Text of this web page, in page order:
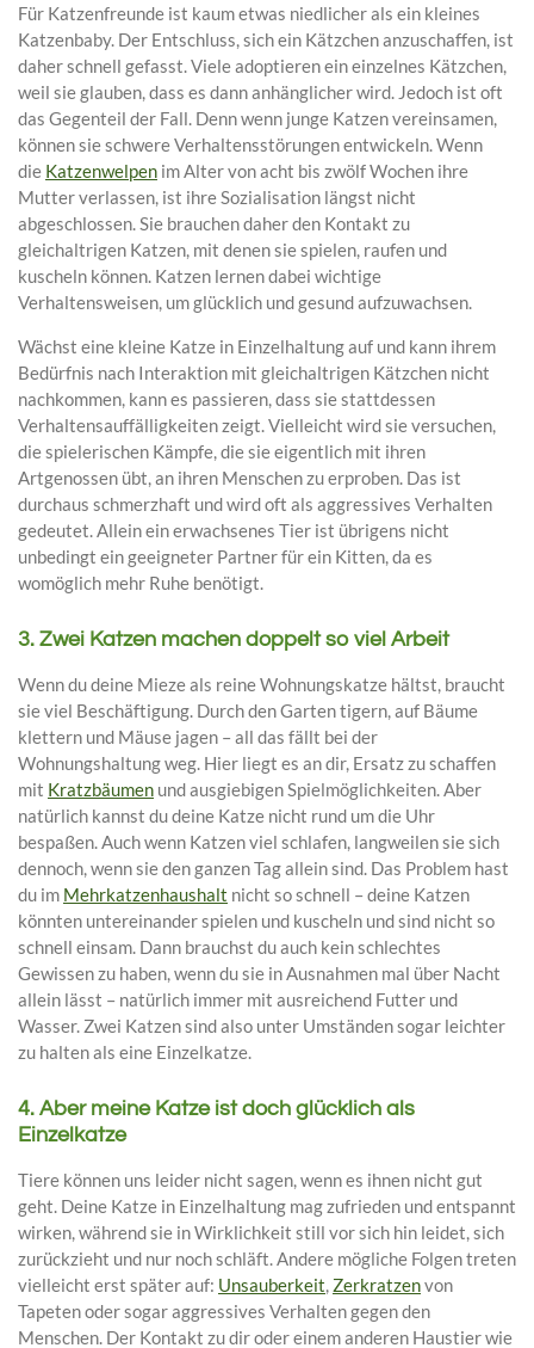
Für Katzenfreunde ist kaum etwas niedlicher als ein kleines
Katzenbaby. Der Entschluss, sich ein Kätzchen anzuschaffen, ist
daher schnell gefasst. Viele adoptieren ein einzelnes Kätzchen,
weil sie glauben, dass es dann anhänglicher wird. Jedoch ist oft
das Gegenteil der Fall. Denn wenn junge Katzen vereinsamen,
können sie schwere Verhaltensstörungen entwickeln. Wenn
die Katzenwelpen im Alter von acht bis zwölf Wochen ihre
Mutter verlassen, ist ihre Sozialisation längst nicht
abgeschlossen. Sie brauchen daher den Kontakt zu
gleichaltrigen Katzen, mit denen sie spielen, raufen und
kuscheln können. Katzen lernen dabei wichtige
Verhaltensweisen, um glücklich und gesund aufzuwachsen.
Wächst eine kleine Katze in Einzelhaltung auf und kann ihrem
Bedürfnis nach Interaktion mit gleichaltrigen Kätzchen nicht
nachkommen, kann es passieren, dass sie stattdessen
Verhaltensauffälligkeiten zeigt. Vielleicht wird sie versuchen,
die spielerischen Kämpfe, die sie eigentlich mit ihren
Artgenossen übt, an ihren Menschen zu erproben. Das ist
durchaus schmerzhaft und wird oft als aggressives Verhalten
gedeutet. Allein ein erwachsenes Tier ist übrigens nicht
unbedingt ein geeigneter Partner für ein Kitten, da es
womöglich mehr Ruhe benötigt.
3. Zwei Katzen machen doppelt so viel Arbeit
Wenn du deine Mieze als reine Wohnungskatze hältst, braucht
sie viel Beschäftigung. Durch den Garten tigern, auf Bäume
klettern und Mäuse jagen – all das fällt bei der
Wohnungshaltung weg. Hier liegt es an dir, Ersatz zu schaffen
mit Kratzbäumen und ausgiebigen Spielmöglichkeiten. Aber
natürlich kannst du deine Katze nicht rund um die Uhr
bespaßen. Auch wenn Katzen viel schlafen, langweilen sie sich
dennoch, wenn sie den ganzen Tag allein sind. Das Problem hast
du im Mehrkatzenhaushalt nicht so schnell – deine Katzen
könnten untereinander spielen und kuscheln und sind nicht so
schnell einsam. Dann brauchst du auch kein schlechtes
Gewissen zu haben, wenn du sie in Ausnahmen mal über Nacht
allein lässt – natürlich immer mit ausreichend Futter und
Wasser. Zwei Katzen sind also unter Umständen sogar leichter
zu halten als eine Einzelkatze.
4. Aber meine Katze ist doch glücklich als
Einzelkatze
Tiere können uns leider nicht sagen, wenn es ihnen nicht gut
geht. Deine Katze in Einzelhaltung mag zufrieden und entspannt
wirken, während sie in Wirklichkeit still vor sich hin leidet, sich
zurückzieht und nur noch schläft. Andere mögliche Folgen treten
vielleicht erst später auf: Unsauberkeit, Zerkratzenvon
Tapeten oder sogar aggressives Verhalten gegen den
Menschen. Der Kontakt zu dir oder einem anderen Haustier wie